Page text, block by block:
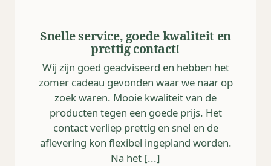
Snelle service, goede kwaliteit en
prettig contact!
Wij zijn goed geadviseerd en hebben het
zomer cadeau gevonden waar we naar op
zoek waren. Mooie kwaliteit van de
producten tegen een goede prijs. Het
contact verliep prettig en snel en de
aflevering kon flexibel ingepland worden.
Na het [...]